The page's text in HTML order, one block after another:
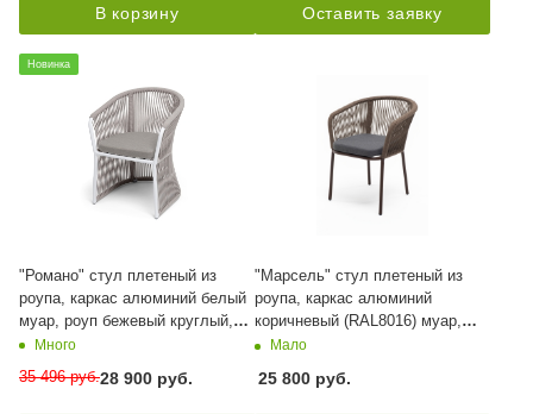
В корзину Оставить заявку
Новинка
"Романо" стул плетеный из
роупа, каркас алюминий белый
муар, роуп бежевый круглый,
ткань бежевая 15052
Много
35 496руб.28 900 руб.
"Марсель" стул плетеный из
роупа, каркас алюминий
коричневый (RAL8016) муар,
роуп коричневый круглый, ткань
Мало
25 800руб.